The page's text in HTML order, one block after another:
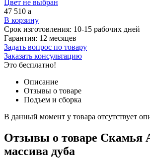
Цвет не выбран
47 510 a
В корзину
Срок изготовления: 10-15 рабочих дней
Гарантия: 12 месяцев
Задать вопрос по товару
Заказать консультацию
Это бесплатно!
Описание
Отзывы о товаре
Подъем и сборка
В данный момент у товара отсутствует
Отзывы о товаре Скамья
массива дуба